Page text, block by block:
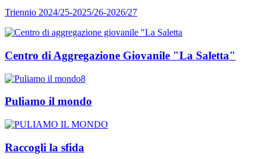
Triennio 2024/25-2025/26-2026/27
Centro di Aggregazione Giovanile "La Saletta"
Puliamo il mondo
Raccogli la sfida